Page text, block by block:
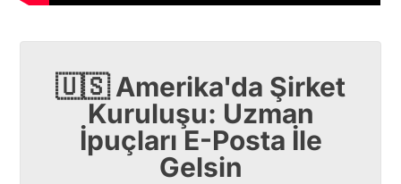
🇺🇸 Amerika'da Şirket
Kuruluşu: Uzman
İpuçları E-Posta İle
Gelsin